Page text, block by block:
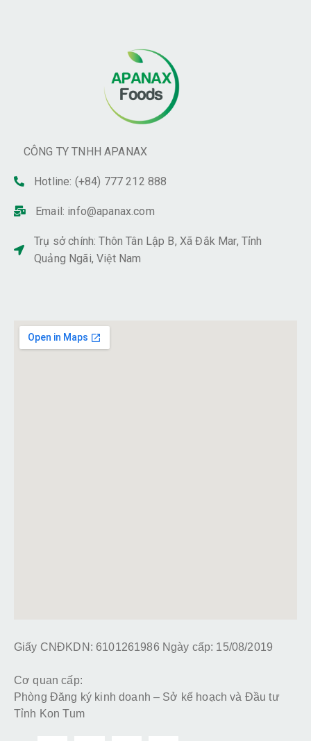
CÔNG TY TNHH APANAX
Hotline: (+84) 777 212 888
Email: info@apanax.com
Trụ sở chính: Thôn Tân Lập B, Xã Đắk Mar, Tỉnh
Quảng Ngãi, Việt Nam
Giấy CNĐKDN: 6101261986 Ngày cấp: 15/08/2019
Cơ quan cấp:
Phòng Đăng ký kinh doanh – Sở kế hoạch và Đầu tư
Tỉnh Kon Tum